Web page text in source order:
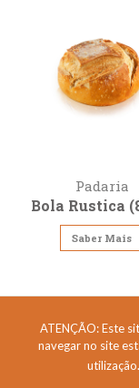
ATENÇÃO: Este
navegar no site
utilização.
Padaria
Bola Rustica
Saber Mais